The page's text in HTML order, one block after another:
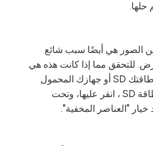
حلها.
الصور هي أيضًا سبب شائع
للتحقق مما إذا كانت هذه هي
الحالة، يجب عليك توصيل بطاقتك SD أو جهازك المحمول
بجهاز كمبيوتر، انتقل إلى بطاقة SD ، انقر عليها، وتحت
"العناصر المخفية".